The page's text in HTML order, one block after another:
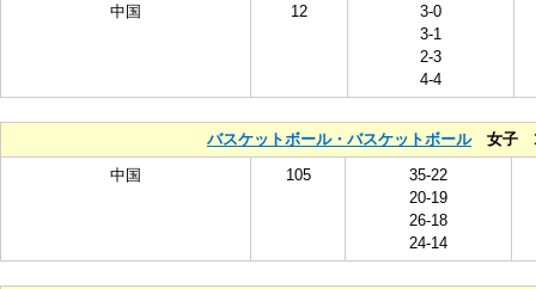
中国
12
3-0
3-1
2-3
4-4
バスケットボール・バスケットボール女子 1
中国
105
35-22
20-19
26-18
24-14